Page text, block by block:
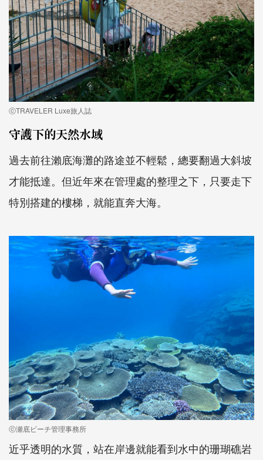
ⓒTRAVELER Luxe旅人誌
守護下的天然水域
過去前往瀨底海灘的路途並不輕鬆，總要翻過大斜坡
才能抵達。但近年來在管理處的整理之下，只要走下
特別搭建的樓梯，就能直奔大海。
ⓒ瀬底ビーチ管理事務所
近乎透明的水質，站在岸邊就能看到水中的珊瑚礁岩